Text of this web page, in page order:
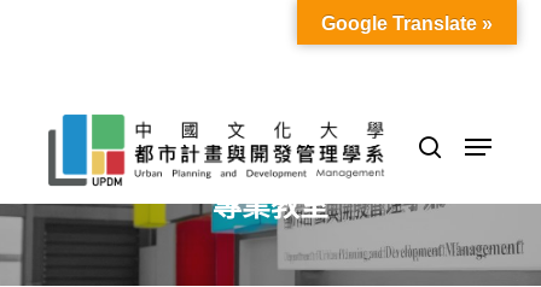
content
search
Menu
Category
專業教室
Google Translate »